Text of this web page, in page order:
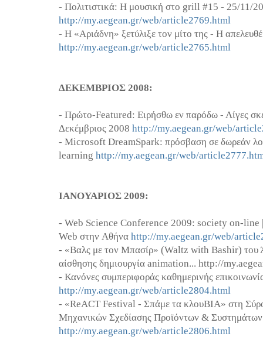
- Πολιτιστικά: Η μουσική στο grill #15 - 25/11/
http://my.aegean.gr/web/article2769.html
- Η «Αριάδνη» ξετύλιξε τον μίτο της - Η
http://my.aegean.gr/web/article2765.html
ΔΕΚΕΜΒΡΙΟΣ 2008:
- Πρώτο-Featured: Ειρήσθω εν παρόδω - Λίγες
Δεκέμβριος 2008 http://my.aegean.gr/web/
- Microsoft DreamSpark: πρόσβαση σε δωρεάν
learning http://my.aegean.gr/web/
ΙΑΝΟΥΑΡΙΟΣ 2009:
- Web Science Conference 2009: society on-line |
Web στην Aθήνα http://my.aegean.gr/web/
- «Βαλς με τον Μπασίρ» (Waltz with Bashir) του
αίσθησης δημιουργία animation... http://
- Κανόνες συμπεριφοράς καθημερινής
http://my.aegean.gr/web/article2804.html
- «ReACT Festival - Σπάμε τα κλουΒΙΑ» στη
Μηχανικών Σχεδίασης Προϊόντων & Συστημάτων
http://my.aegean.gr/web/article2806.html